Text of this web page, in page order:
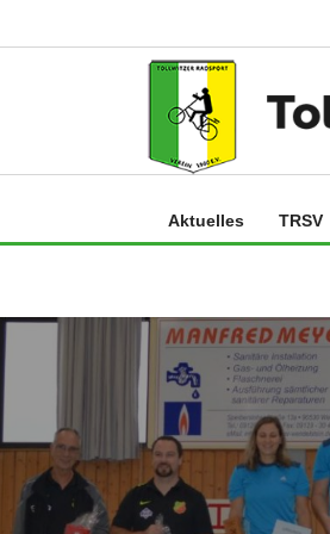
Aktuelles TRSV